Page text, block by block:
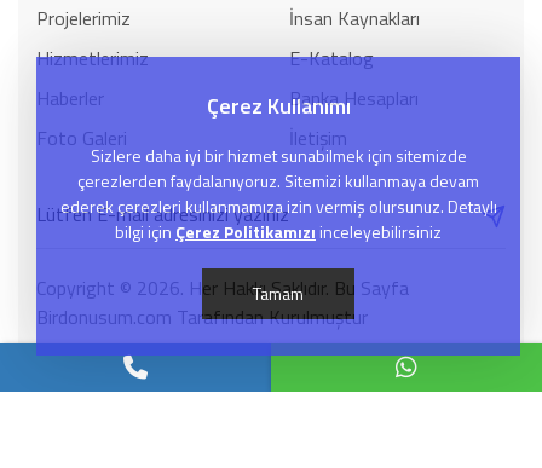
Projelerimiz
Hizmetlerimiz
Haberler
Foto Galeri
İnsan Kaynakları
E-Katalog
Banka Hesapları
İletişim
Copyright © 2026. Her Hakkı Saklıdır. Bu Sayfa
Birdonusum.com Tarafından Kurulmuştur
Çerez Kullanımı
Sizlere daha iyi bir hizmet sunabilmek için sitemizde
çerezlerden faydalanıyoruz. Sitemizi kullanmaya devam
ederek çerezleri kullanmamıza izin vermiş olursunuz. Detaylı
bilgi için Çerez Politikamızı inceleyebilirsiniz
Tamam